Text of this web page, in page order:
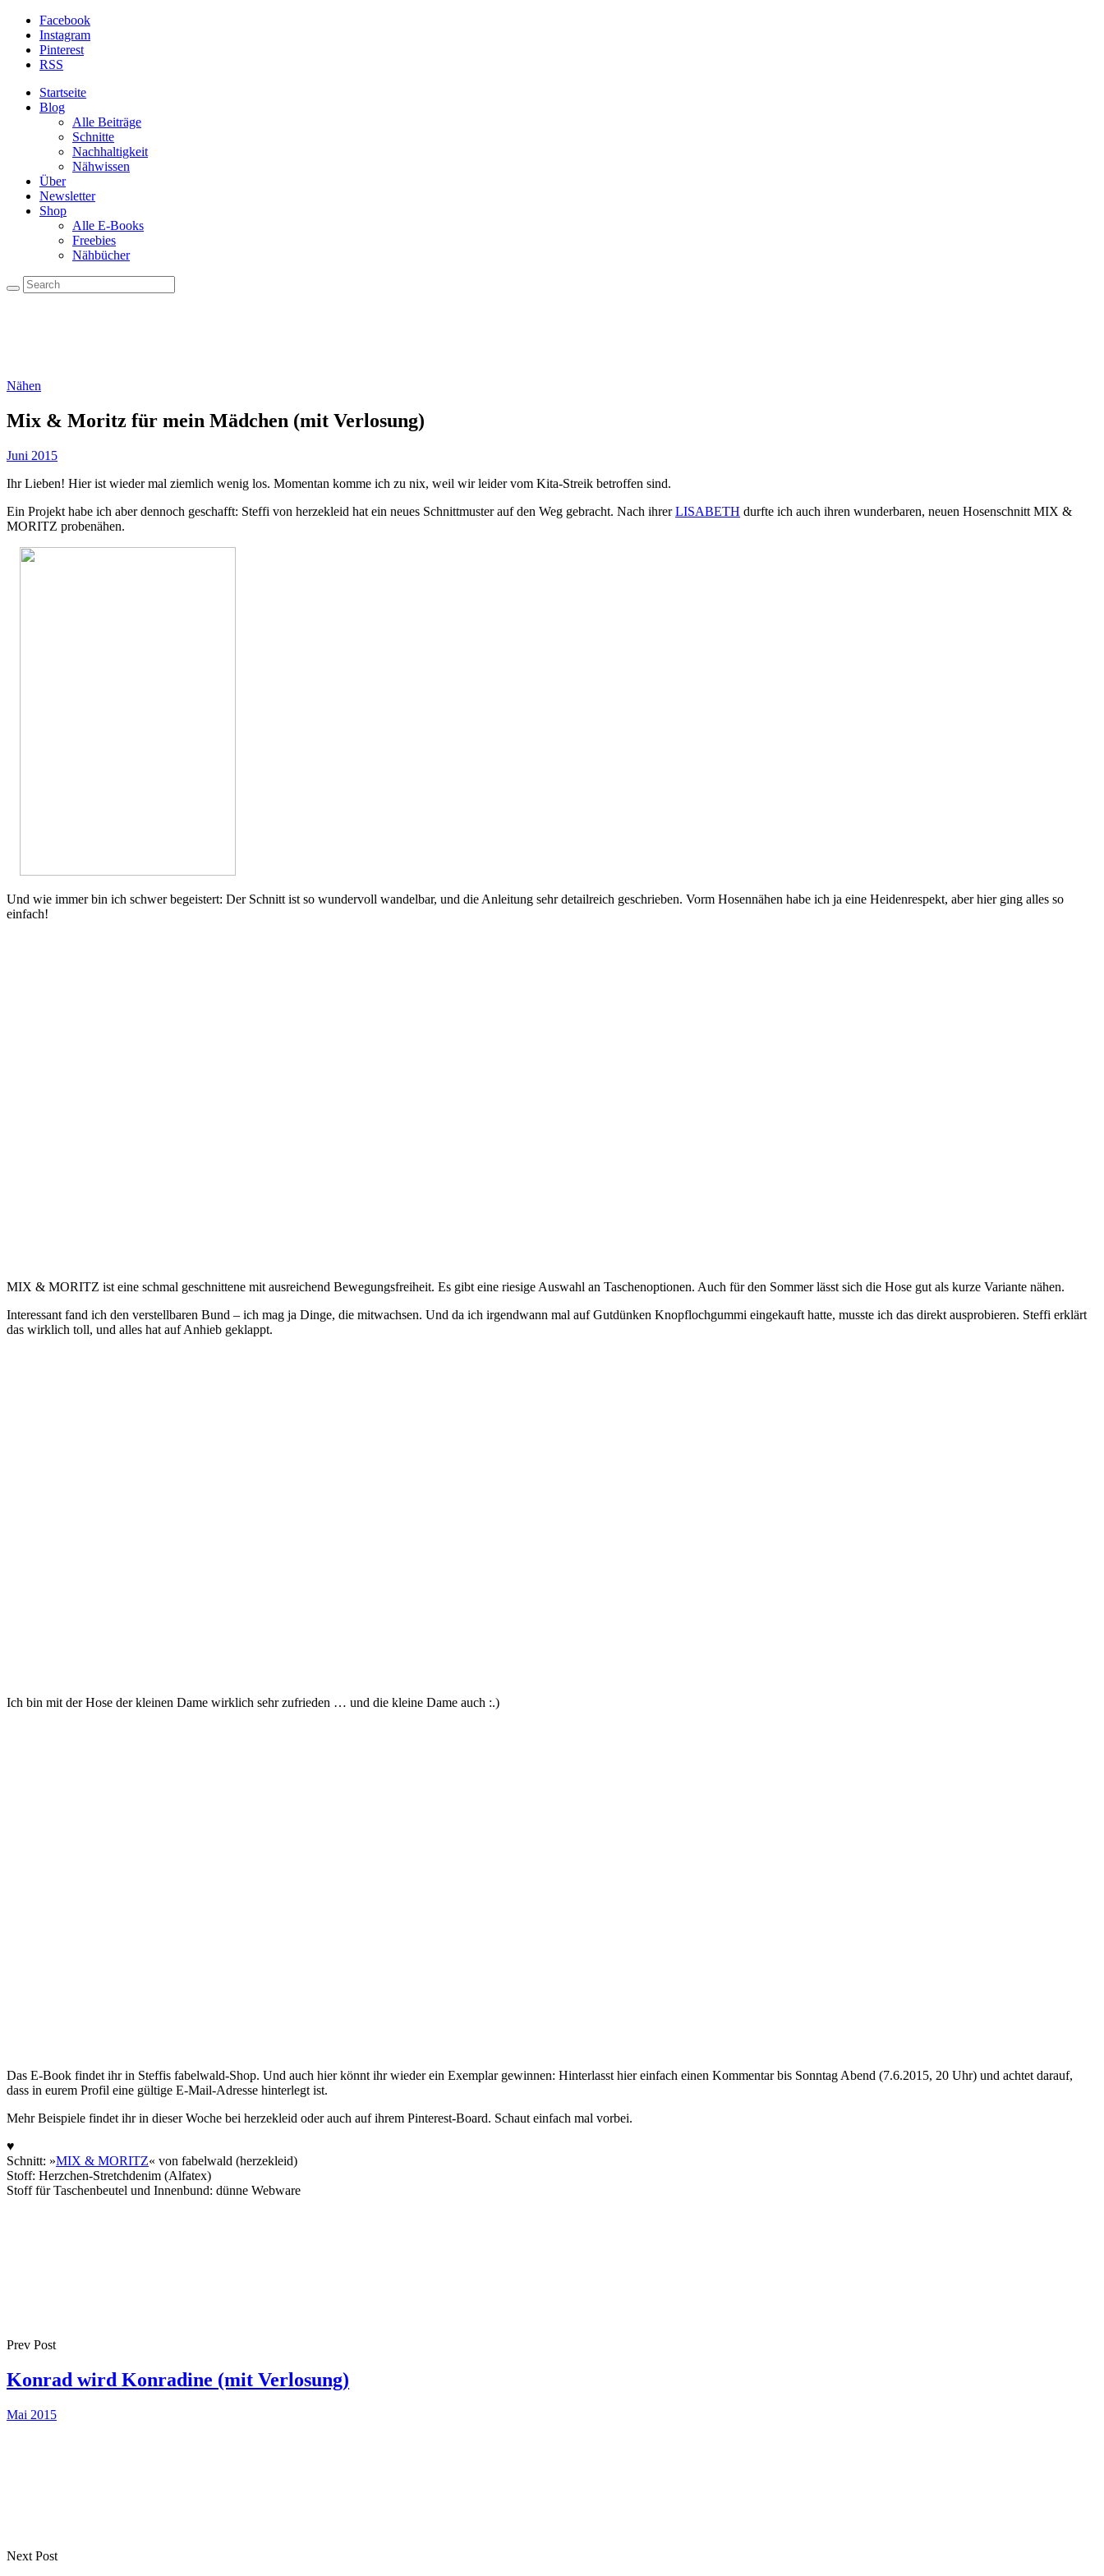
Facebook
Instagram
Pinterest
RSS
Startseite
Blog
Alle Beiträge
Schnitte
Nachhaltigkeit
Nähwissen
Über
Newsletter
Shop
Alle E-Books
Freebies
Nähbücher
Nähen
Mix & Moritz für mein Mädchen (mit Verlosung)
Juni 2015
Ihr Lieben! Hier ist wieder mal ziemlich wenig los. Momentan komme ich zu nix, weil wir leider vom Kita-Streik betroffen sind.
Ein Projekt habe ich aber dennoch geschafft: Steffi von herzekleid hat ein neues Schnittmuster auf den Weg gebracht. Nach ihrerLISABETH durfte ich auch ihren wunderbaren, neuen Hosenschnitt MIX &
MORITZ probenähen.
Und wie immer bin ich schwer begeistert: Der Schnitt ist so wundervoll wandelbar, und die Anleitung sehr detailreich geschrieben. Vorm Hosennähen habe ich ja eine Heidenrespekt, aber hier ging alles so
einfach!
MIX & MORITZ ist eine schmal geschnittene mit ausreichend Bewegungsfreiheit. Es gibt eine riesige Auswahl an Taschenoptionen. Auch für den Sommer lässt sich die Hose gut als kurze Variante nähen.
Interessant fand ich den verstellbaren Bund – ich mag ja Dinge, die mitwachsen. Und da ich irgendwann mal auf Gutdünken Knopflochgummi eingekauft hatte, musste ich das direkt ausprobieren. Steffi erklärt
das wirklich toll, und alles hat auf Anhieb geklappt.
Ich bin mit der Hose der kleinen Dame wirklich sehr zufrieden … und die kleine Dame auch :.)
Das E-Book findet ihr in Steffis fabelwald-Shop. Und auch hier könnt ihr wieder ein Exemplar gewinnen: Hinterlasst hier einfach einen Kommentar bis Sonntag Abend (7.6.2015, 20 Uhr) und achtet darauf,
dass in eurem Profil eine gültige E-Mail-Adresse hinterlegt ist.
Mehr Beispiele findet ihr in dieser Woche bei herzekleid oder auch auf ihrem Pinterest-Board. Schaut einfach mal vorbei.
♥
Schnitt: »MIX & MORITZ« von fabelwald (herzekleid)
Stoff: Herzchen-Stretchdenim (Alfatex)
Stoff für Taschenbeutel und Innenbund: dünne Webware
Prev Post
Konrad wird Konradine (mit Verlosung)
Mai 2015
Next Post